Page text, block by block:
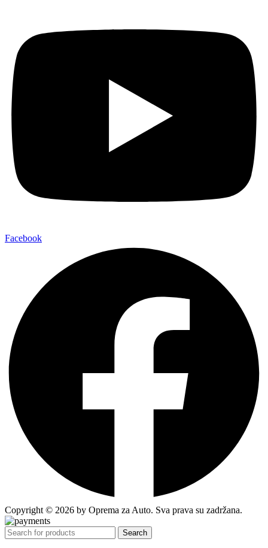
Facebook
Copyright © 2026 by Oprema za Auto. Sva prava su zadržana.
Search